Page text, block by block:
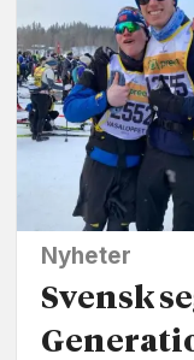
Nyheter
Svensk